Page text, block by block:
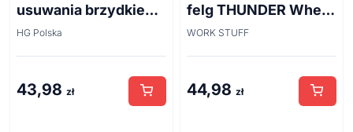
usuwania brzydkiego
zapachu z odpływów
HG Polska
43,98 zł
felg THUNDER Wheel
Brush 45cm
WORK STUFF
44,98 zł